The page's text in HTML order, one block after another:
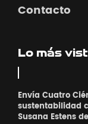
Contacto
Lo más
Envía Cuatro
sustentabilidad
Susana Estens